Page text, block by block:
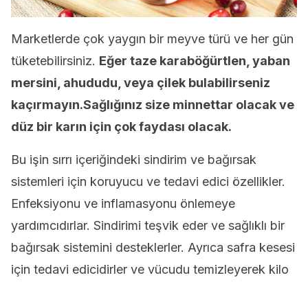
Marketlerde çok yaygın bir meyve türü ve her gün
tüketebilirsiniz. Eğer taze karaböğürtlen, yaban
mersini, ahududu, veya çilek bulabilirseniz
kaçırmayın.Sağlığınız size minnettar olacak ve
düz bir karın için çok faydası olacak.
Bu işin sırrı içeriğindeki sindirim ve bağırsak
sistemleri için koruyucu ve tedavi edici özellikler.
Enfeksiyonu ve inflamasyonu önlemeye
yardımcıdırlar. Sindirimi teşvik eder ve sağlıklı bir
bağırsak sistemini desteklerler. Ayrıca safra kesesi
için tedavi edicidirler ve vücudu temizleyerek kilo